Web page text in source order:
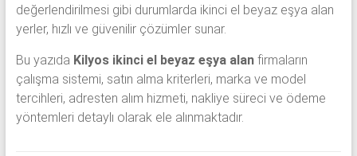
değerlendirilmesi gibi durumlarda ikinci el beyaz eşya alan
yerler, hızlı ve güvenilir çözümler sunar.
Bu yazıda Kilyos ikinci el beyaz eşya alanfirmaların
çalışma sistemi, satın alma kriterleri, marka ve model
tercihleri, adresten alım hizmeti, nakliye süreci ve ödeme
yöntemleri detaylı olarak ele alınmaktadır.